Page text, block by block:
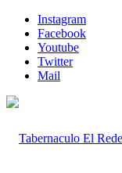
Instagram
Facebook
Youtube
Twitter
Mail